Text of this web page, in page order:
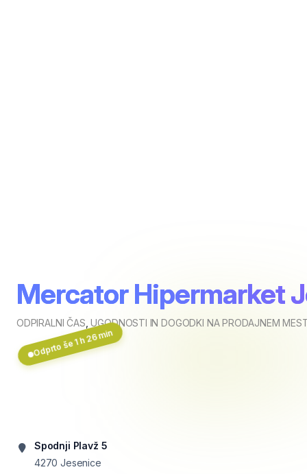
Mercator Hipermarket
ODPIRALNI ČAS ,UGODNOSTI IN DOGODKI NA PRODAJNEM
Odprto še 1 h 26 min
Spodnji Plavž 5
4270 Jesenice